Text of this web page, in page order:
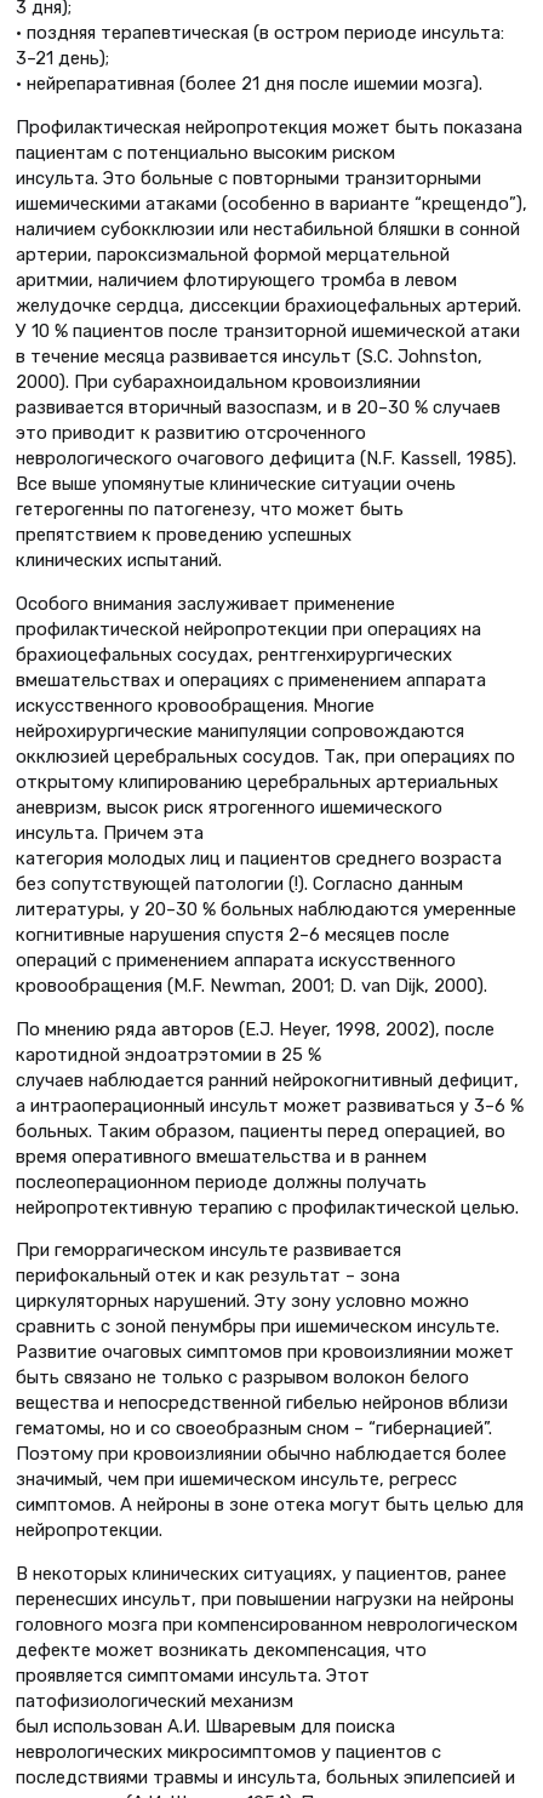
3 дня);
• поздняя терапевтическая (в остром периоде инсульта:
3–21 день);
• нейрепаративная (более 21 дня после ишемии мозга).
Профилактическая нейропротекция может быть показана
пациентам с потенциально высоким риском
инсульта. Это больные с повторными транзиторными
ишемическими атаками (особенно в варианте “крещендо”),
наличием субокклюзии или нестабильной бляшки в сонной
артерии, пароксизмальной формой мерцательной
аритмии, наличием флотирующего тромба в левом
желудочке сердца, диссекции брахиоцефальных артерий.
У 10 % пациентов после транзиторной ишемической атаки
в течение месяца развивается инсульт (S.C. Johnston,
2000). При субарахноидальном кровоизлиянии
развивается вторичный вазоспазм, и в 20–30 % случаев
это приводит к развитию отсроченного
неврологического очагового дефицита (N.F. Kassell, 1985).
Все выше упомянутые клинические ситуации очень
гетерогенны по патогенезу, что может быть
препятствием к проведению успешных
клинических испытаний.
Особого внимания заслуживает применение
профилактической нейропротекции при операциях на
брахиоцефальных сосудах, рентгенхирургических
вмешательствах и операциях с применением аппарата
искусственного кровообращения. Многие
нейрохирургические манипуляции сопровождаются
окклюзией церебральных сосудов. Так, при операциях по
открытому клипированию церебральных артериальных
аневризм, высок риск ятрогенного ишемического
инсульта. Причем эта
категория молодых лиц и пациентов среднего возраста
без сопутствующей патологии (!). Согласно данным
литературы, у 20–30 % больных наблюдаются умеренные
когнитивные нарушения спустя 2–6 месяцев после
операций с применением аппарата искусственного
кровообращения (M.F. Newman, 2001; D. van Dijk, 2000).
По мнению ряда авторов (E.J. Heyer, 1998, 2002), после
каротидной эндоатрэтомии в 25 %
случаев наблюдается ранний нейрокогнитивный дефицит,
а интраоперационный инсульт может развиваться у 3–6 %
больных. Таким образом, пациенты перед операцией, во
время оперативного вмешательства и в раннем
послеоперационном периоде должны получать
нейропротективную терапию с профилактической целью.
При геморрагическом инсульте развивается
перифокальный отек и как результат – зона
циркуляторных нарушений. Эту зону условно можно
сравнить с зоной пенумбры при ишемическом инсульте.
Развитие очаговых симптомов при кровоизлиянии может
быть связано не только с разрывом волокон белого
вещества и непосредственной гибелью нейронов вблизи
гематомы, но и со своеобразным сном – “гибернацией”.
Поэтому при кровоизлиянии обычно наблюдается более
значимый, чем при ишемическом инсульте, регресс
симптомов. А нейроны в зоне отека могут быть целью для
нейропротекции.
В некоторых клинических ситуациях, у пациентов, ранее
перенесших инсульт, при повышении нагрузки на нейроны
головного мозга при компенсированном неврологическом
дефекте может возникать декомпенсация, что
проявляется симптомами инсульта. Этот
патофизиологический механизм
был использован А.И. Шваревым для поиска
неврологических микросимптомов у пациентов с
последствиями травмы и инсульта, больных эпилепсией и